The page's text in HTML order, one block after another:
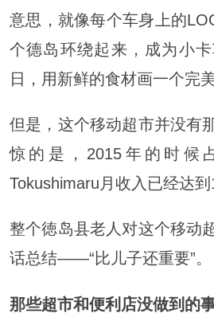
意思，就像每个车身上的
个德岛环绕起来，成为小
日，用新鲜的食材画一个完美
但是，这个移动超市并没有
惊的是，2015年的时候
Tokushimaru月收入已经达到
整个徳岛县老人对这个移动
话总结——“比儿子还重要”
那些超市和便利店没做到的事